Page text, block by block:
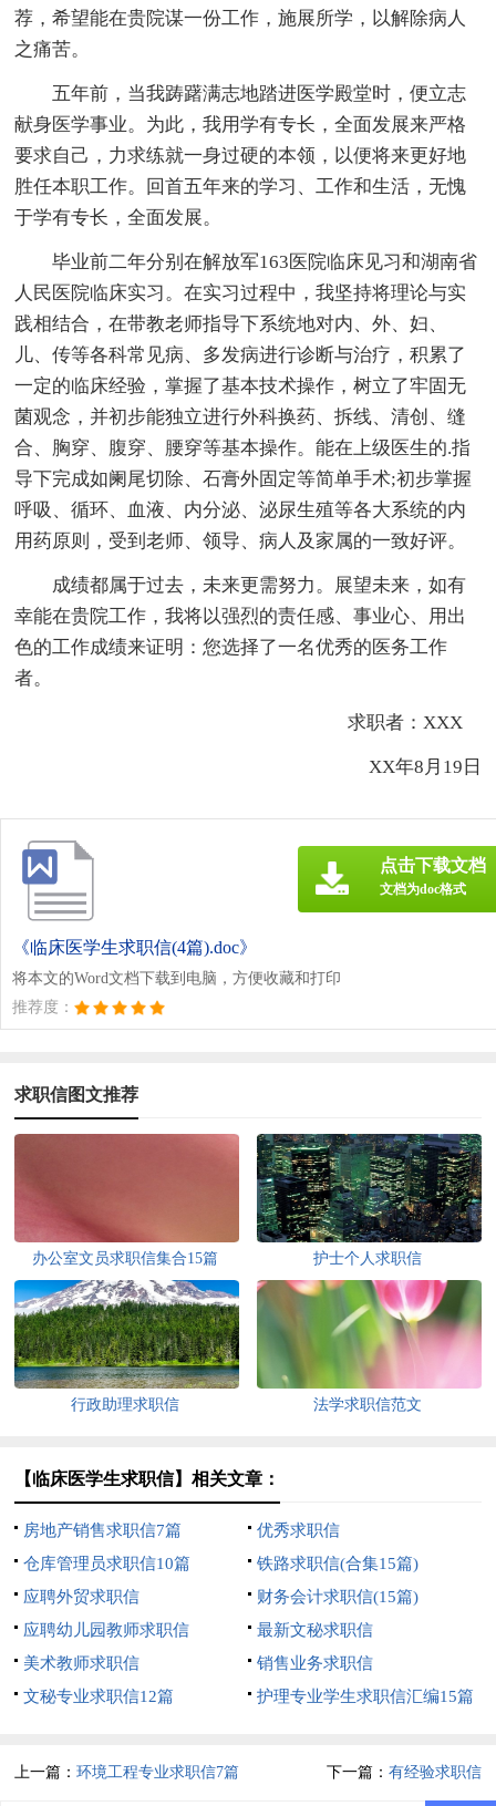
荐，希望能在贵院谋一份工作，施展所学，以解除病人
之痛苦。
五年前，当我踌躇满志地踏进医学殿堂时，便立志
献身医学事业。为此，我用学有专长，全面发展来严格
要求自己，力求练就一身过硬的本领，以便将来更好地
胜任本职工作。回首五年来的学习、工作和生活，无愧
于学有专长，全面发展。
毕业前二年分别在解放军163医院临床见习和湖南省
人民医院临床实习。在实习过程中，我坚持将理论与实
践相结合，在带教老师指导下系统地对内、外、妇、
儿、传等各科常见病、多发病进行诊断与治疗，积累了
一定的临床经验，掌握了基本技术操作，树立了牢固无
菌观念，并初步能独立进行外科换药、拆线、清创、缝
合、胸穿、腹穿、腰穿等基本操作。能在上级医生的.指
导下完成如阑尾切除、石膏外固定等简单手术;初步掌握
呼吸、循环、血液、内分泌、泌尿生殖等各大系统的内
用药原则，受到老师、领导、病人及家属的一致好评。
成绩都属于过去，未来更需努力。展望未来，如有
幸能在贵院工作，我将以强烈的责任感、事业心、用出
色的工作成绩来证明：您选择了一名优秀的医务工作
者。
求职者：XXX
XX年8月19日
《临床医学生求职信(4篇).doc》
将本文的Word文档下载到电脑，方便收藏和打印
推荐度：
点击下载文档
文档为doc格式
求职信图文推荐
办公室文员求职信集合15篇 护士个人求职信
行政助理求职信 法学求职信范文
【临床医学生求职信】相关文章：
房地产销售求职信7篇
优秀求职信
仓库管理员求职信10篇
铁路求职信(合集15篇)
应聘外贸求职信
财务会计求职信(15篇)
应聘幼儿园教师求职信
最新文秘求职信
美术教师求职信
销售业务求职信
文秘专业求职信12篇
护理专业学生求职信汇编15篇
上一篇：环境工程专业求职信7篇 下一篇： 有经验求职信